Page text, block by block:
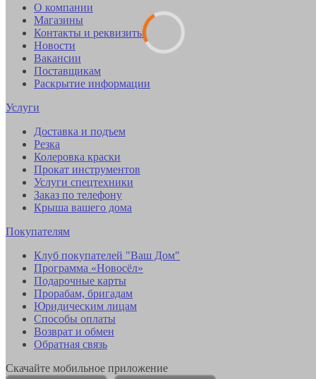
О компании
Магазины
Контакты и реквизиты
Новости
Вакансии
Поставщикам
Раскрытие информации
Услуги
Доставка и подъем
Резка
Колеровка краски
Прокат инструментов
Услуги спецтехники
Заказ по телефону
Крыша вашего дома
Покупателям
Клуб покупателей "Ваш Дом"
Программа «Новосёл»
Подарочные карты
Прорабам, бригадам
Юридическим лицам
Способы оплаты
Возврат и обмен
Обратная связь
Скачайте мобильное приложение